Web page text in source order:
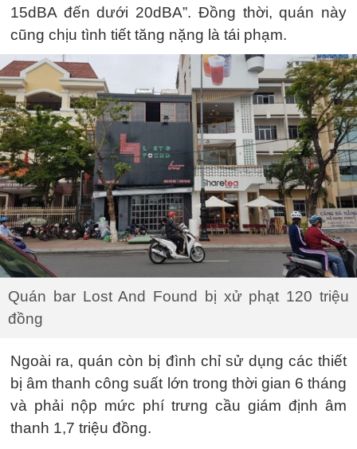
15dBA đến dưới 20dBA”. Đồng thời, quán này
cũng chịu tình tiết tăng nặng là tái phạm.
Quán bar Lost And Found bị xử phạt 120 triệu
đồng
Ngoài ra, quán còn bị đình chỉ sử dụng các thiết
bị âm thanh công suất lớn trong thời gian 6 tháng
và phải nộp mức phí trưng cầu giám định âm
thanh 1,7 triệu đồng.